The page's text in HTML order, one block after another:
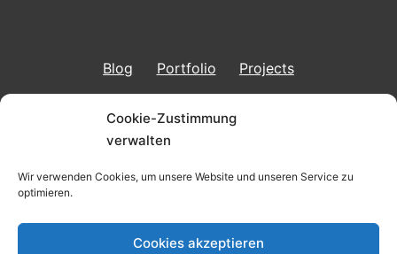
Cookie-Zustimmung
verwalten
Wir verwenden Cookies, um unsere Website und unseren Service zu
optimieren.
Cookies akzeptieren
Blog Portfolio Projects
Imprint & Data Protection
BERND KUNKEL
Imprint & Data Protection